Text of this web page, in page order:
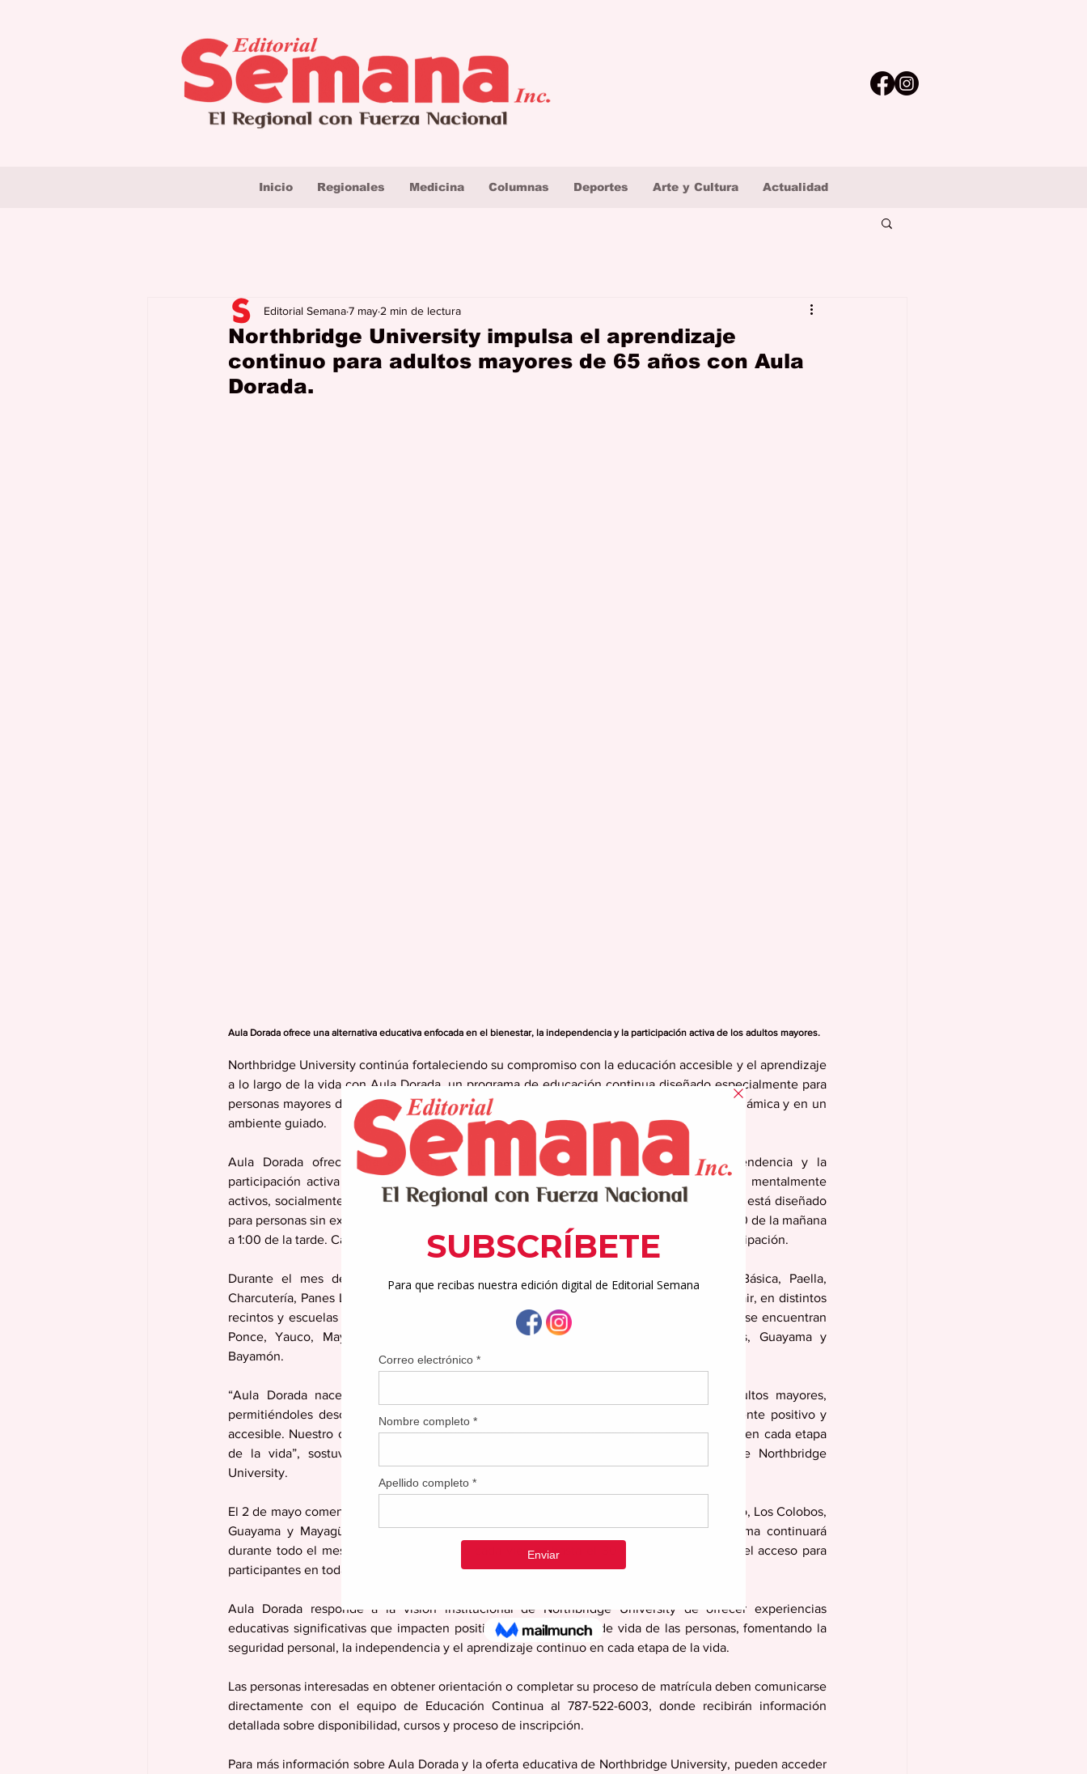
Inicio Regionales Medicina Columnas Deportes Arte y Cultura Actualidad
Northbridge University impulsa el aprendizaje
continuo para adultos mayores de 65 años con Aula
Dorada.
Editorial Semana7 may 2 min de lectura
Aula Dorada ofrece una alternativa educativa enfocada en el bienestar, la independencia y la participación activa de los adultos mayores.
Northbridge University continúa fortaleciendo su compromiso con la educación accesible y el aprendizaje
a lo largo de la vida con Aula Dorada, un programa de educación continua diseñado especialmente para
personas mayores de 65 años que desean adquirir nuevas destrezas de forma práctica, dinámica y en un
ambiente guiado.
Aula Dorada ofrece una alternativa educativa enfocada en el bienestar, la independencia y la
participación activa de los adultos mayores, brindándoles la oportunidad de mantenerse mentalmente
activos, socialmente conectados y motivados a descubrir nuevas habilidades. El programa está diseñado
para personas sin experiencia previa y contempla cursos de cuatro horas, en horario de 9:00 de la mañana
a 1:00 de la tarde. Cada experiencia incluye los materiales necesarios y certificado de participación.
Durante el mes de mayo, Aula Dorada ofrecerá cursos en áreas como Pastelería Básica, Paella,
Charcutería, Panes Locales e Internacionales, Kokedama y Handyman: Express Home Repair, en distintos
recintos y escuelas técnicas alrededor de Puerto Rico. Entre las localidades participantes se encuentran
Ponce, Yauco, Mayagüez, Aguadilla, Arecibo, Manatí, Los Colobos, Escorial, Caguas, Guayama y
Bayamón.
“Aula Dorada nace para brindar oportunidades reales de aprendizaje a nuestros adultos mayores,
permitiéndoles descubrir nuevas destrezas, mantenerse activos y compartir en un ambiente positivo y
accesible. Nuestro compromiso es seguir creando espacios educativos que aporten valor en cada etapa
de la vida”, sostuvo Emmeline López Santiago, directora de Educación Continua de Northbridge
University.
El 2 de mayo comenzaron los cursos de Pastelería Básica y Paella en recintos como Arecibo, Los Colobos,
Guayama y Mayagüez; así como Charcutería en Manatí y Yauco. Asimismo, el programa continuará
durante todo el mes con nuevas sesiones cada viernes hasta el 30 de mayo, ampliando el acceso para
participantes en toda la isla.
Aula Dorada responde a la visión institucional de Northbridge University de ofrecer experiencias
educativas significativas que impacten positivamente la calidad de vida de las personas, fomentando la
seguridad personal, la independencia y el aprendizaje continuo en cada etapa de la vida.
Las personas interesadas en obtener orientación o completar su proceso de matrícula deben comunicarse
directamente con el equipo de Educación Continua al 787-522-6003, donde recibirán información
detallada sobre disponibilidad, cursos y proceso de inscripción.
Para más información sobre Aula Dorada y la oferta educativa de Northbridge University, pueden acceder